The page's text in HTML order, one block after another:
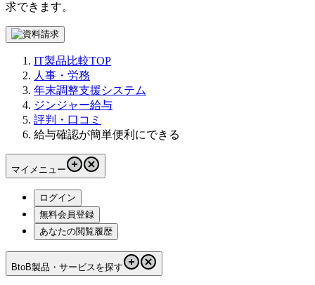
求できます。
IT製品比較TOP
人事・労務
年末調整支援システム
ジンジャー給与
評判・口コミ
給与確認が簡単便利にできる
マイメニュー
ログイン
無料会員登録
あなたの閲覧履歴
BtoB製品・サービスを探す